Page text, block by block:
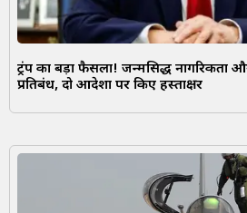
ट्रंप का बड़ा फैसला! जन्मसिद्ध नागरिकता
प्रतिबंध, दो आदेशों पर किए हस्ताक्षर